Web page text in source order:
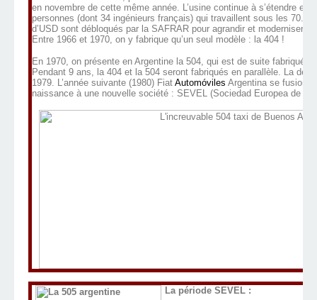
en novembre de cette même année. L’usine continue à s’étendre et
personnes (dont 34 ingénieurs français) qui travaillent sous les
d’USD sont débloqués par la SAFRAR pour agrandir et moderniser
Entre 1966 et 1970, on y fabrique qu’un seul modèle : la 404 !
En 1970, on présente en Argentine la 504, qui est de suite fabriquée
Pendant 9 ans, la 404 et la 504 seront fabriqués en parallèle. La
1979. L’année suivante (1980) Fiat Automóviles Argentina se
naissance à une nouvelle société : SEVEL (Sociedad Europea de
La période SEVEL :